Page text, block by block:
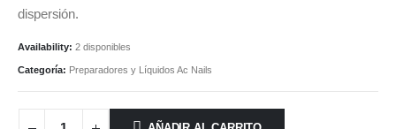
dispersión.
Availability: 2 disponibles
Categoría: Preparadores y Líquidos Ac Nails